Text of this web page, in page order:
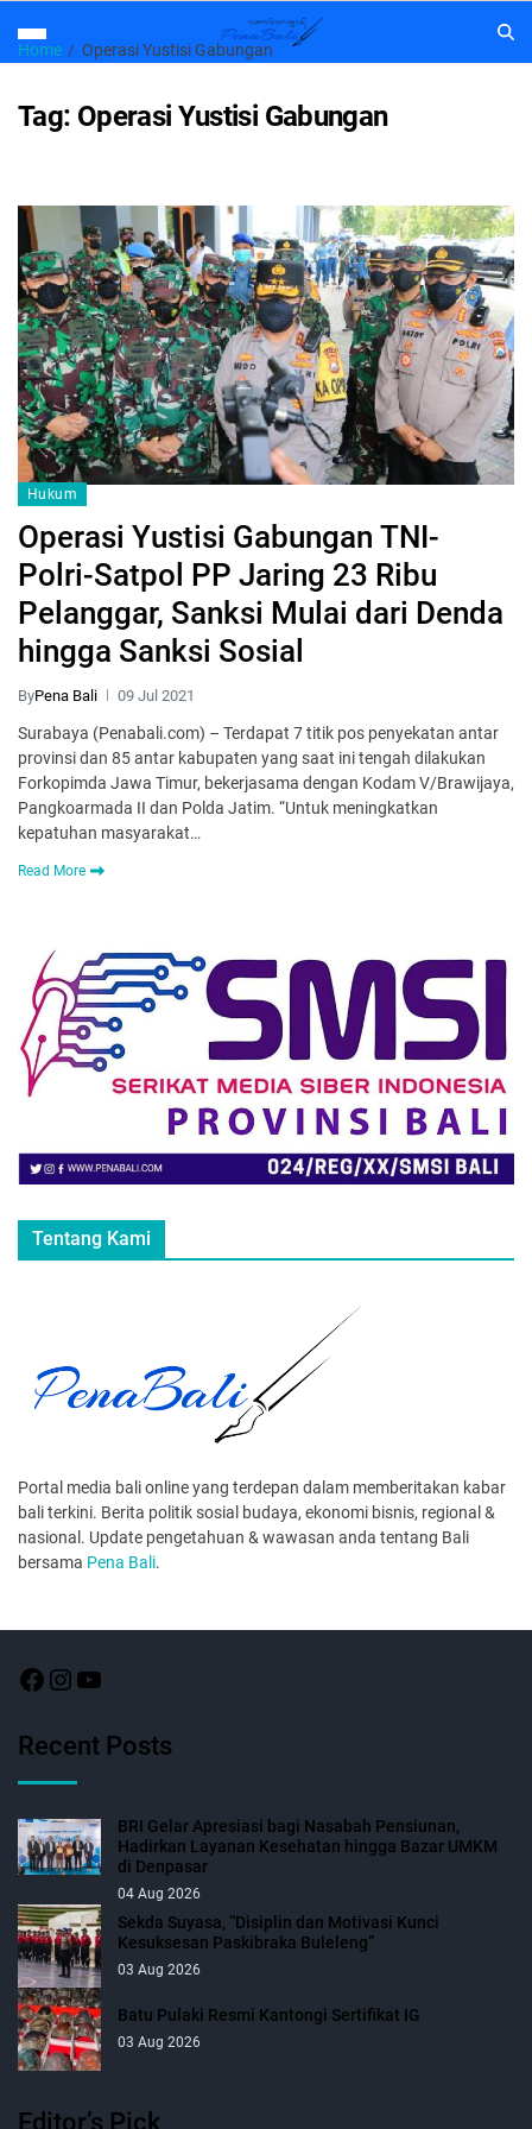
Home Operasi Yustisi Gabungan
Tag: Operasi Yustisi Gabungan
Hukum
Operasi Yustisi Gabungan TNI-
Polri-Satpol PP Jaring 23 Ribu
Pelanggar, Sanksi Mulai dari Denda
hingga Sanksi Sosial
ByPena Bali 09 Jul 2021
Surabaya (Penabali.com) – Terdapat 7 titik pos penyekatan antar
provinsi dan 85 antar kabupaten yang saat ini tengah dilakukan
Forkopimda Jawa Timur, bekerjasama dengan Kodam V/Brawijaya,
Pangkoarmada II dan Polda Jatim. “Untuk meningkatkan
kepatuhan masyarakat…
Read More
Tentang Kami
Portal media bali online yang terdepan dalam memberitakan kabar
bali terkini. Berita politik sosial budaya, ekonomi bisnis, regional &
nasional. Update pengetahuan & wawasan anda tentang Bali
bersama Pena Bali.
Recent Posts
BRI Gelar Apresiasi bagi Nasabah Pensiunan,
Hadirkan Layanan Kesehatan hingga Bazar UMKM
di Denpasar
04 Aug 2026
Sekda Suyasa, “Disiplin dan Motivasi Kunci
Kesuksesan Paskibraka Buleleng”
03 Aug 2026
Batu Pulaki Resmi Kantongi Sertifikat IG
03 Aug 2026
Editor’s Pick